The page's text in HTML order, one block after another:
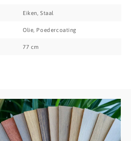
Eiken, Staal
Olie, Poedercoating
77 cm